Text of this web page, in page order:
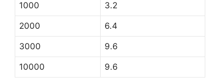
1000 3.2
2000 6.4
3000 9.6
10000 9.6